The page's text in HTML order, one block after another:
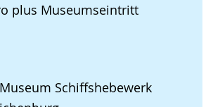
plus Museumseintritt
Schiffshebewerk